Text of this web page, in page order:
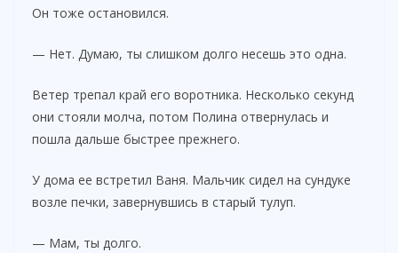
Он тоже остановился.
— Нет. Думаю, ты слишком долго несешь это одна.
Ветер трепал край его воротника. Несколько секунд
они стояли молча, потом Полина отвернулась и
пошла дальше быстрее прежнего.
У дома ее встретил Ваня. Мальчик сидел на сундуке
возле печки, завернувшись в старый тулуп.
— Мам, ты долго.